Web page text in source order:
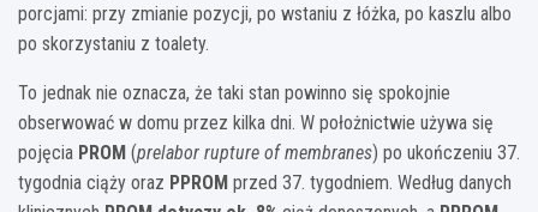
porcjami: przy zmianie pozycji, po wstaniu z łóżka, po kaszlu albo
po skorzystaniu z toalety.
To jednak nie oznacza, że taki stan powinno się spokojnie
obserwować w domu przez kilka dni. W położnictwie używa się
pojęcia PROM (prelabor rupture of membranes) po ukończeniu 37.
tygodnia ciąży oraz PPROM przed 37. tygodniem. Według danych